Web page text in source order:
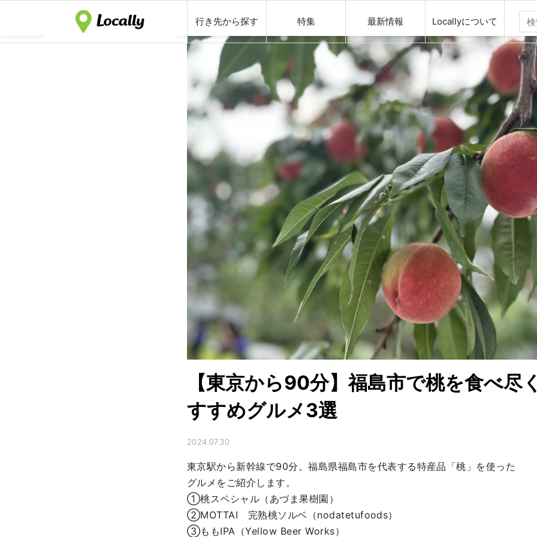
行き先から探す 特集 最新情報 Locallyについて
【東京から90分】福島市で桃を食べ尽
すすめグルメ3選
2024.07.30
東京駅から新幹線で90分。福島県福島市を代表する特産品「桃」を使った
グルメをご紹介します。
①桃スペシャル（あづま果樹園）
②MOTTAI　完熟桃ソルベ（nodatetufoods）
③ももIPA（Yellow Beer Works）